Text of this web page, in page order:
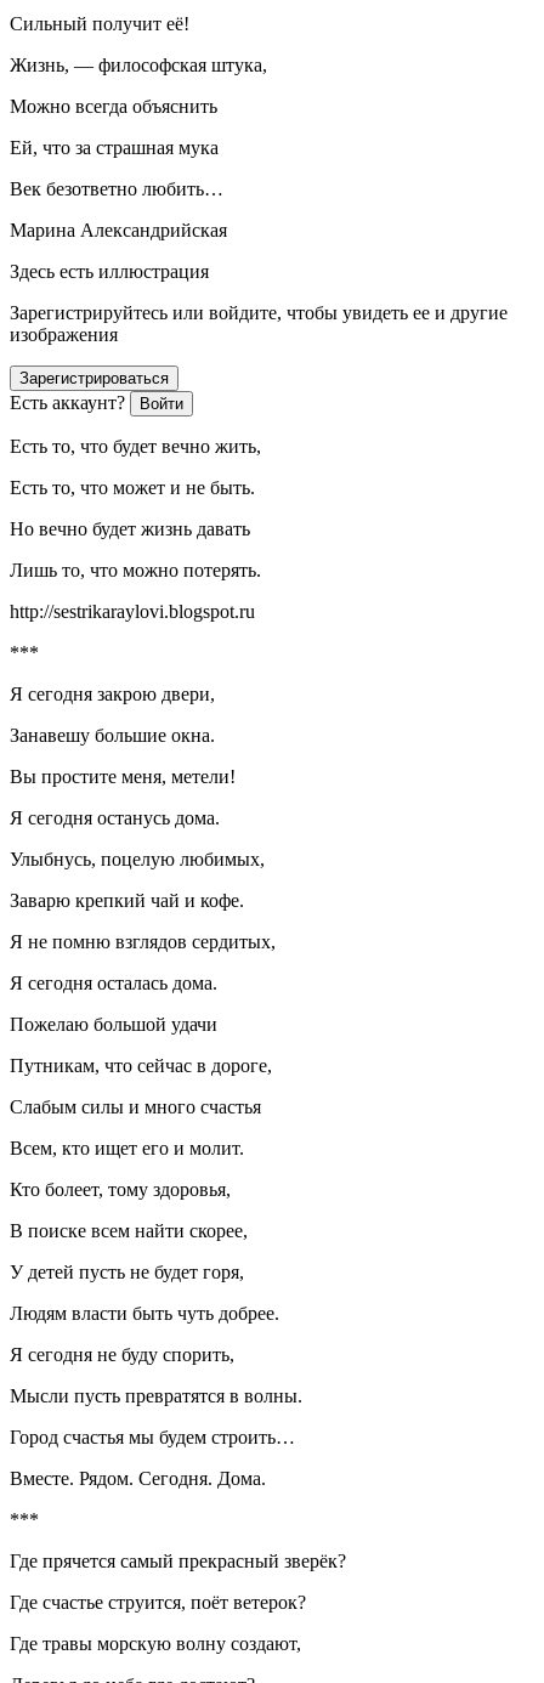
Сильный получит её!
Жизнь, — философская штука,
Можно всегда объяснить
Ей, что за страшная мука
Век безответно любить…
Марина Александрийская
Здесь есть иллюстрация
Зарегистрируйтесь или войдите, чтобы увидеть ее и другие
изображения
Зарегистрироваться
Есть аккаунт? Войти
Есть то, что будет вечно жить,
Есть то, что может и не быть.
Но вечно будет жизнь давать
Лишь то, что можно потерять.
http://sestrikaraylovi.blogspot.ru
***
Я сегодня закрою двери,
Занавешу большие окна.
Вы простите меня, метели!
Я сегодня останусь дома.
Улыбнусь, поцелую любимых,
Заварю крепкий чай и кофе.
Я не помню взглядов сердитых,
Я сегодня осталась дома.
Пожелаю большой удачи
Путникам, что сейчас в дороге,
Слабым силы и много счастья
Всем, кто ищет его и молит.
Кто болеет, тому здоровья,
В поиске всем найти скорее,
У детей пусть не будет горя,
Людям власти быть чуть добрее.
Я сегодня не буду спорить,
Мысли пусть превратятся в волны.
Город счастья мы будем строить…
Вместе. Рядом. Сегодня. Дома.
***
Где прячется самый прекрасный зверёк?
Где счастье струится, поёт ветерок?
Где травы морскую волну создают,